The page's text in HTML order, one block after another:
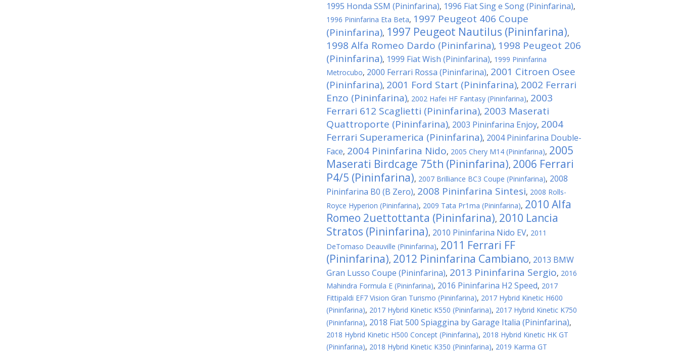
1995 Honda SSM (Pininfarina), 1996 Fiat Sing e Song (Pininfarina),
1996 Pininfarina Eta Beta, 1997 Peugeot 406 Coupe
(Pininfarina), 1997 Peugeot Nautilus (Pininfarina),
1998 Alfa Romeo Dardo (Pininfarina), 1998 Peugeot 206
(Pininfarina), 1999 Fiat Wish (Pininfarina), 1999 Pininfarina
Metrocubo, 2000 Ferrari Rossa (Pininfarina), 2001 Citroen Osee
(Pininfarina), 2001 Ford Start (Pininfarina), 2002 Ferrari
Enzo (Pininfarina), 2002 Hafei HF Fantasy (Pininfarina), 2003
Ferrari 612 Scaglietti (Pininfarina), 2003 Maserati
Quattroporte (Pininfarina), 2003 Pininfarina Enjoy, 2004
Ferrari Superamerica (Pininfarina), 2004 Pininfarina Double-
Face, 2004 Pininfarina Nido, 2005 Chery M14 (Pininfarina), 2005
Maserati Birdcage 75th (Pininfarina), 2006 Ferrari
P4/5 (Pininfarina), 2007 Brilliance BC3 Coupe (Pininfarina), 2008
Pininfarina B0 (B Zero), 2008 Pininfarina Sintesi, 2008 Rolls-
Royce Hyperion (Pininfarina), 2009 Tata Pr1ma (Pininfarina), 2010 Alfa
Romeo 2uettottanta (Pininfarina), 2010 Lancia
Stratos (Pininfarina), 2010 Pininfarina Nido EV, 2011
DeTomaso Deauville (Pininfarina), 2011 Ferrari FF
(Pininfarina), 2012 Pininfarina Cambiano, 2013 BMW
Gran Lusso Coupe (Pininfarina), 2013 Pininfarina Sergio, 2016
Mahindra Formula E (Pininfarina), 2016 Pininfarina H2 Speed, 2017
Fittipaldi EF7 Vision Gran Turismo (Pininfarina), 2017 Hybrid Kinetic H600
(Pininfarina), 2017 Hybrid Kinetic K550 (Pininfarina), 2017 Hybrid Kinetic K750
(Pininfarina), 2018 Fiat 500 Spiaggina by Garage Italia (Pininfarina),
2018 Hybrid Kinetic H500 Concept (Pininfarina), 2018 Hybrid Kinetic HK GT
(Pininfarina), 2018 Hybrid Kinetic K350 (Pininfarina), 2019 Karma GT